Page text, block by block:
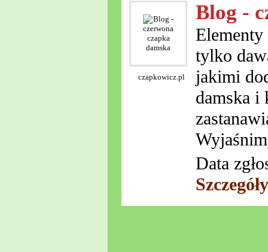
czapkowicz.pl
Blog -
Elementy
tylko
jakimi
damska i
Data